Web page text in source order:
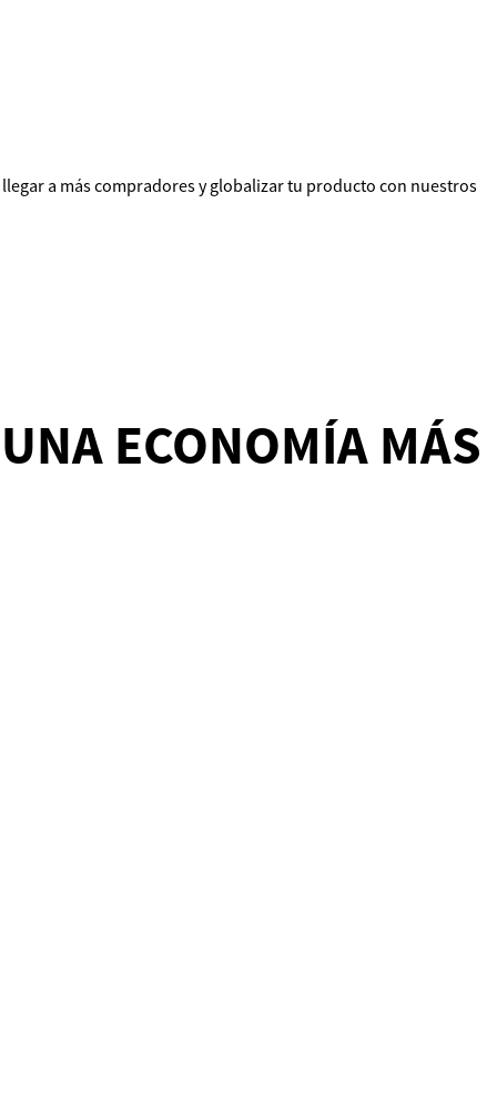
a más compradores y globalizar tu producto con nuestros
ECONOMÍA MÁS